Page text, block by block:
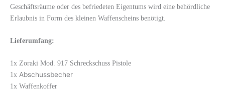
Geschäftsräume oder des befriedeten Eigentums wird eine behördliche
Erlaubnis in Form des kleinen Waffenscheins benötigt.
Lieferumfang:
1x Zoraki Mod. 917 Schreckschuss Pistole
1x Abschussbecher
1x Waffenkoffer